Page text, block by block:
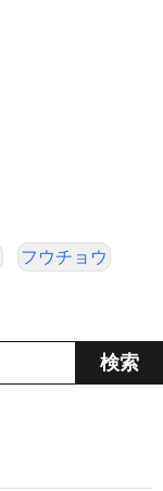
フウチョウ